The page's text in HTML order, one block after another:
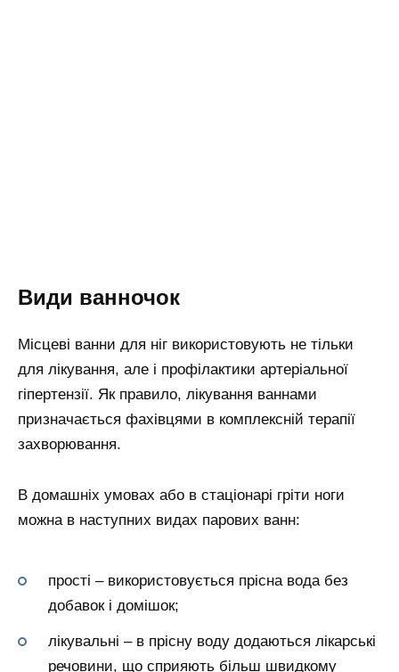
Види ванночок
Місцеві ванни для ніг використовують не тільки
для лікування, але і профілактики артеріальної
гіпертензії. Як правило, лікування ваннами
призначається фахівцями в комплексній терапії
захворювання.
В домашніх умовах або в стаціонарі гріти ноги
можна в наступних видах парових ванн:
прості – використовується прісна вода без
добавок і домішок;
лікувальні – в прісну воду додаються лікарські
речовини, що сприяють більш швидкому